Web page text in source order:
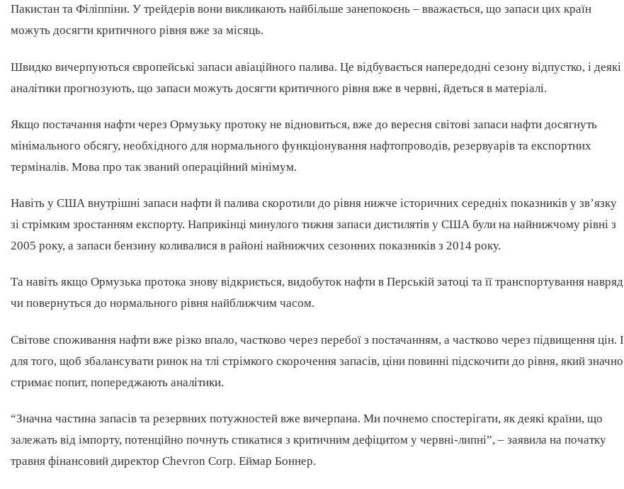
Пакистан та Філіппіни. У трейдерів вони викликають найбільше занепокоєнь – вважається, що запаси цих країн
можуть досягти критичного рівня вже за місяць.
Швидко вичерпуються європейські запаси авіаційного палива. Це відбувається напередодні сезону відпустко, і деякі
аналітики прогнозують, що запаси можуть досягти критичного рівня вже в червні, йдеться в матеріалі.
Якщо постачання нафти через Ормузьку протоку не відновиться, вже до вересня світові запаси нафти досягнуть
мінімального обсягу, необхідного для нормального функціонування нафтопроводів, резервуарів та експортних
терміналів. Мова про так званий операційний мінімум.
Навіть у США внутрішні запаси нафти й палива скоротили до рівня нижче історичних середніх показників у зв’язку
зі стрімким зростанням експорту. Наприкінці минулого тижня запаси дистилятів у США були на найнижчому рівні з
2005 року, а запаси бензину коливалися в районі найнижчих сезонних показників з 2014 року.
Та навіть якщо Ормузька протока знову відкриється, видобуток нафти в Перській затоці та її транспортування навряд
чи повернуться до нормального рівня найближчим часом.
Світове споживання нафти вже різко впало, частково через перебої з постачанням, а частково через підвищення цін. І
для того, щоб збалансувати ринок на тлі стрімкого скорочення запасів, ціни повинні підскочити до рівня, який значно
стримає попит, попереджають аналітики.
“Значна частина запасів та резервних потужностей вже вичерпана. Ми почнемо спостерігати, як деякі країни, що
залежать від імпорту, потенційно почнуть стикатися з критичним дефіцитом у червні-липні”, – заявила на початку
травня фінансовий директор Chevron Corp. Еймар Боннер.